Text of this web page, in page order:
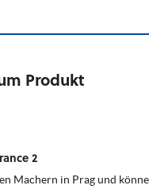
Produkt
2
Machern in Prag und